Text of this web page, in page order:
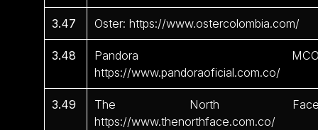
3.47 Oster: https://www.ostercolombia.com/
3.48
Pandora
https://www.pandoraoficial.com.co/
3.49
The North
https://www.thenorthface.com.co/